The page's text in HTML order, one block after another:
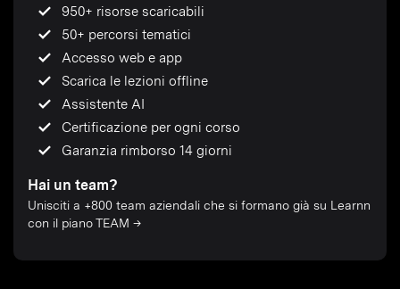
950+ risorse scaricabili
50+ percorsi tematici
Accesso web e app
Scarica le lezioni offline
Assistente AI
Certificazione per ogni corso
Garanzia rimborso 14 giorni
Hai un team?
Unisciti a +800 team aziendali che si formano già su Learnn
con il piano TEAM →